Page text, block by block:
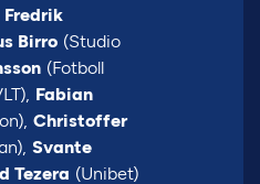
Fredrik
Birro (Studio
(Fotboll
Fabian
Christoffer
Svante
Tezera (Unibet)